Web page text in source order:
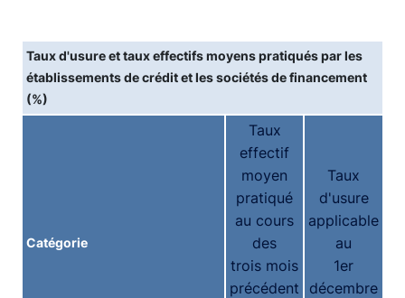
Taux d'usure et taux effectifs moyens pratiqués par les
établissements de crédit et les sociétés de financement
(%)
Catégorie
Taux
effectif
moyen
pratiqué
au cours
des
trois mois
précédent
Taux
d'usure
applicable
au
1er
décembre